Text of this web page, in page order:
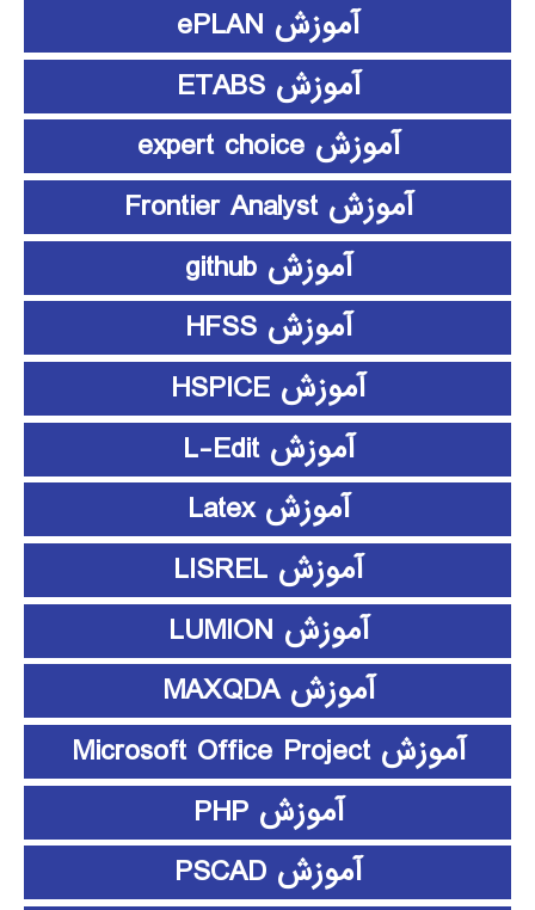
آموزش ePLAN
آموزش ETABS
آموزش expert choice
آموزش Frontier Analyst
آموزش github
آموزش HFSS
آموزش HSPICE
آموزش L-Edit
آموزش Latex
آموزش LISREL
آموزش LUMION
آموزش MAXQDA
آموزش Microsoft Office Project
آموزش PHP
آموزش PSCAD